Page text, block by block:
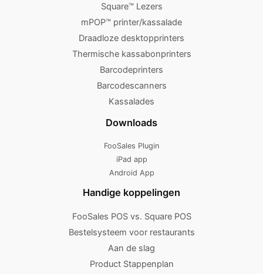
Square™ Lezers
mPOP™ printer/kassalade
Draadloze desktopprinters
Thermische kassabonprinters
Barcodeprinters
Barcodescanners
Kassalades
Downloads
FooSales Plugin
iPad app
Android App
Handige koppelingen
FooSales POS vs. Square POS
Bestelsysteem voor restaurants
Aan de slag
Product Stappenplan